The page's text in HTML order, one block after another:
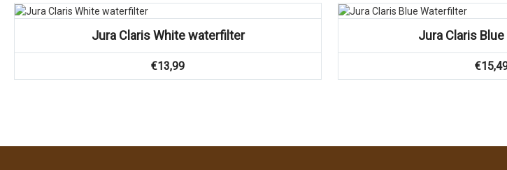
Jura Claris White waterfilter
€13,99
Vergelijk
Jura Claris
€